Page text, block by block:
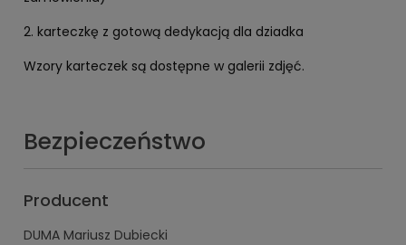
2. karteczkę z gotową dedykacją dla dziadka
Wzory karteczek są dostępne w galerii zdjęć.
Bezpieczeństwo
Producent
DUMA Mariusz Dubiecki